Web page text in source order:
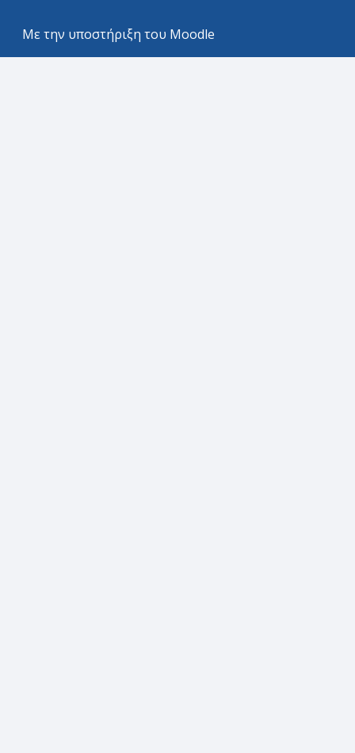
Με την υποστήριξη του Moodle